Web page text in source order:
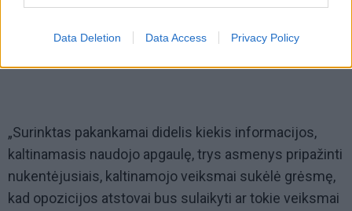
Data Deletion Data Access Privacy Policy
„Surinktas pakankamai didelis kiekis informacijos,
kaltinamasis naudojo apgaulę, trys asmenys pripažinti
nukentėjusiais, kaltinamojo veiksmai sukėlė grėsmę,
kad opozicijos atstovai bus sulaikyti ar tokie veiksmai